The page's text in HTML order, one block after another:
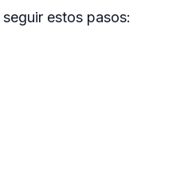
estos pasos: